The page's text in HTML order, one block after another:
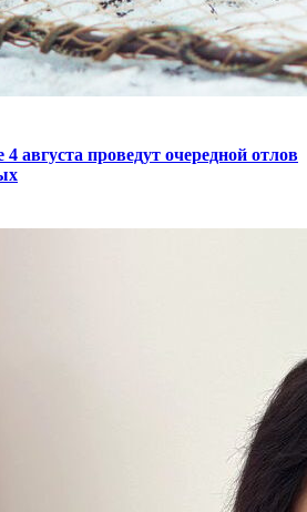
августа проведут очередной отлов